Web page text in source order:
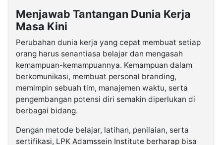
Menjawab Tantangan Dunia Kerja
Masa Kini
Perubahan dunia kerja yang cepat membuat setiap
orang harus senantiasa belajar dan mengasah
kemampuan-kemampuannya. Kemampuan dalam
berkomunikasi, membuat personal branding,
memimpin sebuah tim, manajemen waktu, serta
pengembangan potensi diri semakin diperlukan di
berbagai bidang.
Dengan metode belajar, latihan, penilaian, serta
sertifikasi, LPK Adamssein Institute berharap bisa